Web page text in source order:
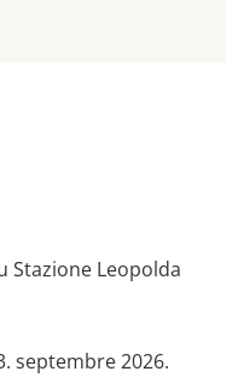
Stazione Leopolda
septembre 2026.